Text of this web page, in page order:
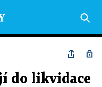
do likvidace